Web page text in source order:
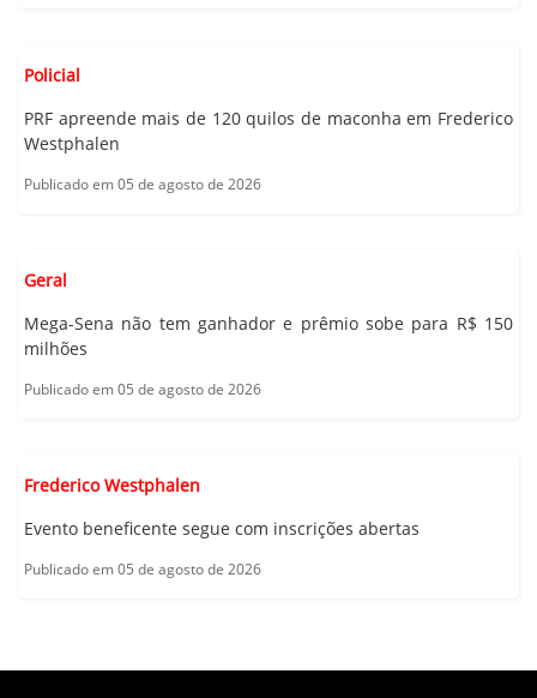
Policial
PRF apreende mais de 120 quilos de maconha em Frederico
Westphalen
Publicado em 05 de agosto de 2026
Geral
Mega-Sena não tem ganhador e prêmio sobe para R$ 150
milhões
Publicado em 05 de agosto de 2026
Frederico Westphalen
Evento beneficente segue com inscrições abertas
Publicado em 05 de agosto de 2026